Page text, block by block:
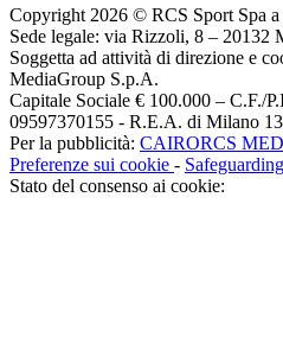
Copyright 2026 © RCS Sport Spa
Sede legale: via Rizzoli, 8 – 20132
Soggetta ad attività di direzione e
MediaGroup S.p.A.
Capitale Sociale € 100.000 – C.F./
09597370155 - R.E.A. di Milano
Per la pubblicità: CAIRORCS
Preferenze sui cookie - Safeguarding
Stato del consenso ai cookie: